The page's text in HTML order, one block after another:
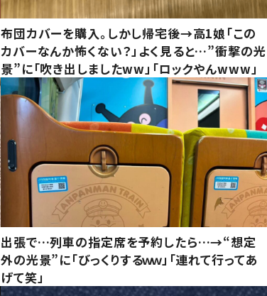
布団カバーを購入。しかし帰宅後→高1娘「この
カバーなんか怖くない？」よく見ると…”衝撃の光
景”に「吹き出しましたww」「ロックやんwww」
出張で…列車の指定席を予約したら…→“想定
外の光景”に「びっくりするｗｗ」「連れて行ってあ
げて笑」